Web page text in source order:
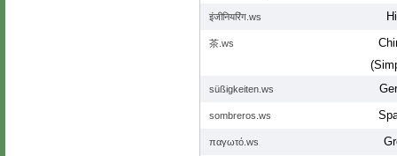
इंजीनियरिंग.ws
茶.ws
süßigkeiten.ws
sombreros.ws
παγωτό.ws